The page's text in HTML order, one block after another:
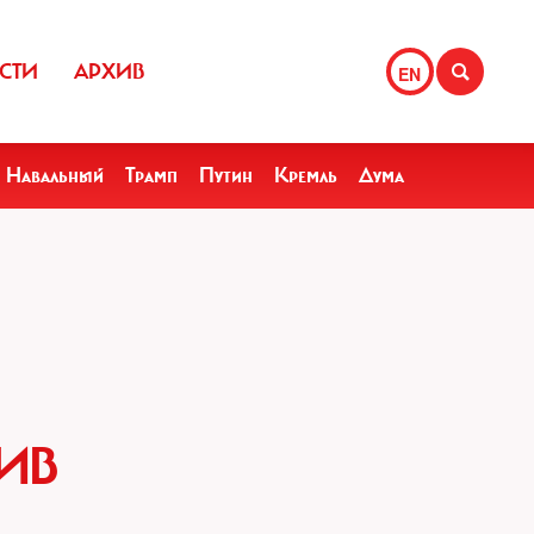
EN
АРХИВ
Навальный Трамп Путин Кремль Дума